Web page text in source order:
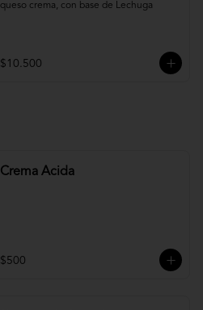
queso crema, con base de Lechuga
$10.500
Crema Acida
$500